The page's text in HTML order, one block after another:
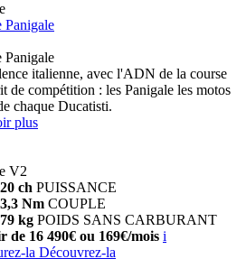
Panigale
Panigale
italienne, avec l'ADN de la course
de compétition : les Panigale les motos
chaque Ducatisti.
plus
V2
ch PUISSANCE
Nm COUPLE
kg POIDS SANS CARBURANT
de 16 490€ ou 169€/mois i
la Découvrez-la